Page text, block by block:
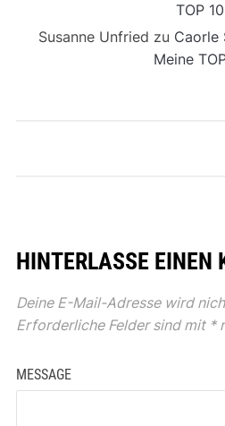
TOP 10
Susanne Unfried zu Caorle
Meine
HINTERLASSE EINEN
Deine E-Mail-Adresse wird
Erforderliche Felder sind mit *
MESSAGE